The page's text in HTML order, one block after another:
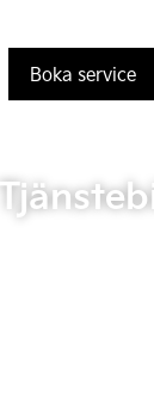
Boka service